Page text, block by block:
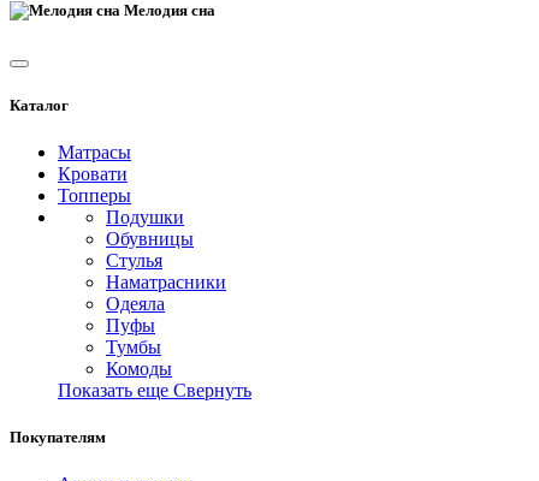
Мелодия сна
Каталог
Матрасы
Кровати
Топперы
Подушки
Обувницы
Стулья
Наматрасники
Одеяла
Пуфы
Тумбы
Комоды
Показать еще Свернуть
Покупателям